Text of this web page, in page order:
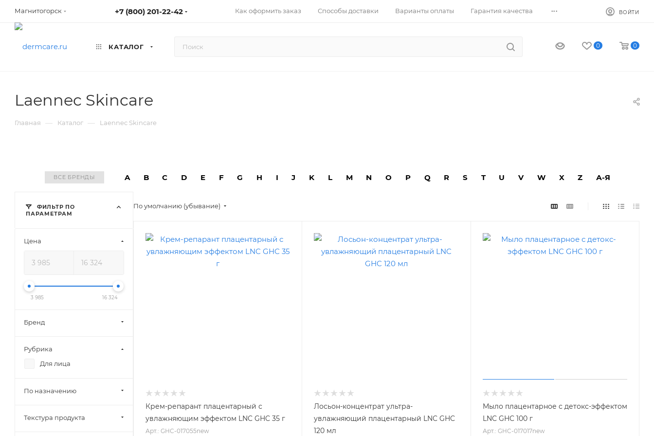
Магнитогорск +7 (800) 201-22-42 Как оформить заказ Способы доставки Варианты оплаты Гарантия качества ... ВОЙТИ
КАТАЛОГ 0 0
Laennec Skincare
Главная — Каталог — Laennec Skincare
ВСЕ БРЕНДЫ A B C D E F G H I J K L M N O P Q R S T U V W X Z А-Я
По умолчанию (убывание)
Крем-репарант плацентарный с
увлажняющим эффектом LNC GHC 35 г
Арт.: GHC-017055new
Лосьон-концентрат ультра-
увлажняющий плацентарный LNC GHC
120 мл
Мыло плацентарное с детокс-эффектом
LNC GHC 100 г
Арт.: GHC-017017new
ФИЛЬТР ПО
ПАРАМЕТРАМ
Цена
3 985 16 324
Бренд
Рубрика
Для лица
По назначению
Текстура продукта